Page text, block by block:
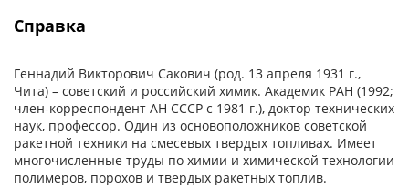
Справка
Геннадий Викторович Сакович (род. 13 апреля 1931 г.,
Чита) – советский и российский химик. Академик РАН (1992;
член-корреспондент АН СССР с 1981 г.), доктор технических
наук, профессор. Один из основоположников советской
ракетной техники на смесевых твердых топливах. Имеет
многочисленные труды по химии и химической технологии
полимеров, порохов и твердых ракетных топлив.